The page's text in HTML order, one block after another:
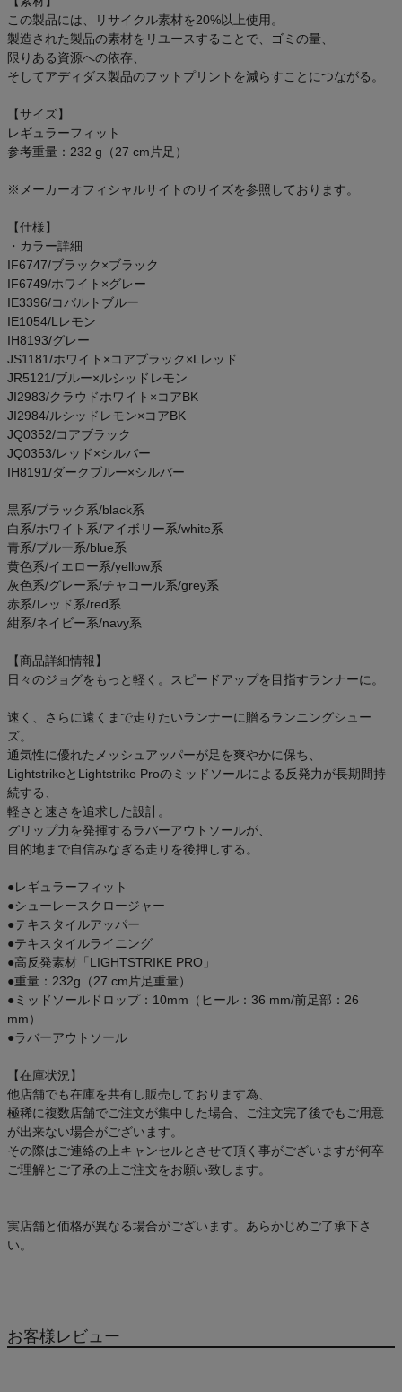
ご利用ガイド
クーポン一覧
商品レビュー
プロテイン・サプリメントまとめ買い
アウトレットセール
スタッフコーディネート
スタッフブログ
この製品には、リサイクル素材を20%以上使用。
製造された製品の素材をリユースすることで、ゴミの量、
限りある資源への依存、
そしてアディダス製品のフットプリントを減らすことにつながる。
【サイズ】
レギュラーフィット
参考重量：232 g（27 cm片足）
※メーカーオフィシャルサイトのサイズを参照しております。
【仕様】
・カラー詳細
IF6747/ブラック×ブラック
IF6749/ホワイト×グレー
IE3396/コバルトブルー
IE1054/Lレモン
IH8193/グレー
JS1181/ホワイト×コアブラック×Lレッド
JR5121/ブルー×ルシッドレモン
JI2983/クラウドホワイト×コアBK
JI2984/ルシッドレモン×コアBK
JQ0352/コアブラック
JQ0353/レッド×シルバー
IH8191/ダークブルー×シルバー
黒系/ブラック系/black系
白系/ホワイト系/アイボリー系/white系
青系/ブルー系/blue系
黄色系/イエロー系/yellow系
灰色系/グレー系/チャコール系/grey系
赤系/レッド系/red系
紺系/ネイビー系/navy系
【商品詳細情報】
日々のジョグをもっと軽く。スピードアップを目指すランナーに。
速く、さらに遠くまで走りたいランナーに贈るランニングシュー
ズ。
通気性に優れたメッシュアッパーが足を爽やかに保ち、
LightstrikeとLightstrike Proのミッドソールによる反発力が長期間持
続する、
軽さと速さを追求した設計。
グリップ力を発揮するラバーアウトソールが、
目的地まで自信みなぎる走りを後押しする。
●レギュラーフィット
●シューレースクロージャー
●テキスタイルアッパー
●テキスタイルライニング
●高反発素材「LIGHTSTRIKE PRO」
●重量：232g（27 cm片足重量）
●ミッドソールドロップ：10mm（ヒール：36 mm/前足部：26
mm）
●ラバーアウトソール
【在庫状況】
他店舗でも在庫を共有し販売しております為、
極稀に複数店舗でご注文が集中した場合、ご注文完了後でもご用意
が出来ない場合がございます。
その際はご連絡の上キャンセルとさせて頂く事がございますが何卒
ご理解とご了承の上ご注文をお願い致します。
実店舗と価格が異なる場合がございます。あらかじめご了承下さ
い。
お客様レビュー